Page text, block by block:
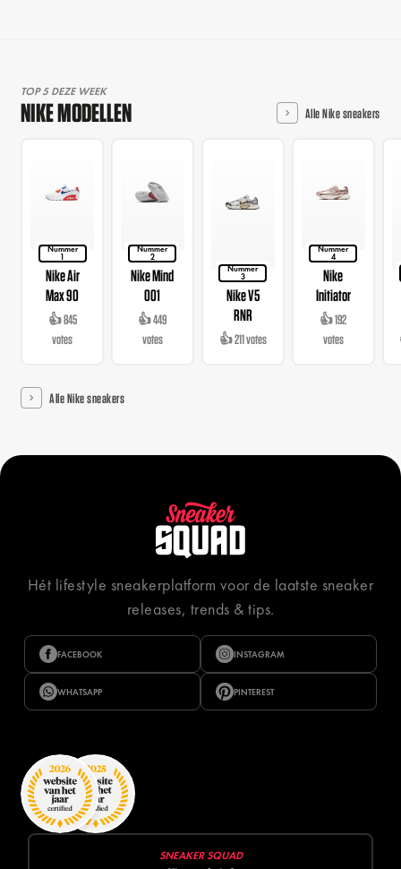
TOP 5 DEZE WEEK
NIKE MODELLEN Alle Nike sneakers
Nummer
1
Nike Air
Max 90
👍 845
votes
Nummer
2
Nike Mind
001
👍 449
votes
Nummer
3
Nike V5
RNR
👍 211 votes
Nummer
4
Nike
Initiator
👍 192
votes
Alle Nike sneakers
Hét lifestyle sneakerplatform voor de laatste sneaker
releases, trends & tips.
FACEBOOK INSTAGRAM
WHATSAPP PINTEREST
SNEAKER SQUAD